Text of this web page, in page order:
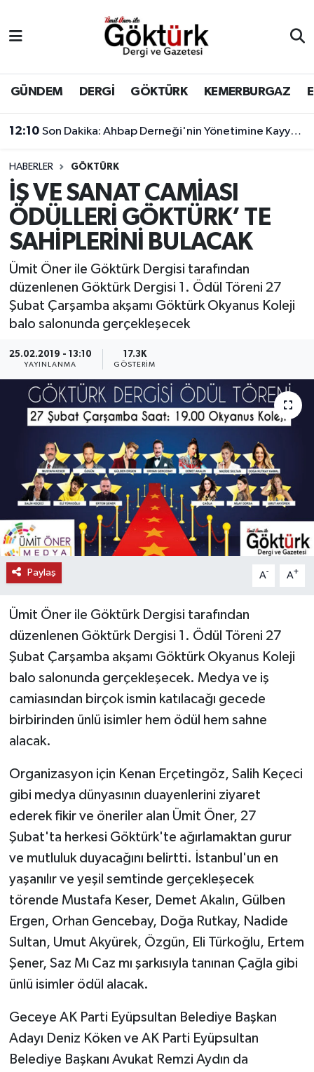
GÜNDEM DERGİ GÖKTÜRK KEMERBURGAZ
12:10 Son Dakika: Ahbap Derneği'nin Yönetimine Kayyum Atandı
HABERLER GÖKTÜRK
İŞ VE SANAT CAMİASI
ÖDÜLLERİ GÖKTÜRK’ TE
SAHİPLERİNİ BULACAK
Ümit Öner ile Göktürk Dergisi tarafından
düzenlenen Göktürk Dergisi 1. Ödül Töreni 27
Şubat Çarşamba akşamı Göktürk Okyanus Koleji
balo salonunda gerçekleşecek
25.02.2019 - 13:10
YAYINLANMA
17.3K
GÖSTERIM
Paylaş A- A+
Ümit Öner ile Göktürk Dergisi tarafından
düzenlenen Göktürk Dergisi 1. Ödül Töreni 27
Şubat Çarşamba akşamı Göktürk Okyanus Koleji
balo salonunda gerçekleşecek. Medya ve iş
camiasından birçok ismin katılacağı gecede
birbirinden ünlü isimler hem ödül hem sahne
alacak.
Organizasyon için Kenan Erçetingöz, Salih Keçeci
gibi medya dünyasının duayenlerini ziyaret
ederek fikir ve öneriler alan Ümit Öner, 27
Şubat'ta herkesi Göktürk'te ağırlamaktan gurur
ve mutluluk duyacağını belirtti. İstanbul'un en
yaşanılır ve yeşil semtinde gerçekleşecek
törende Mustafa Keser, Demet Akalın, Gülben
Ergen, Orhan Gencebay, Doğa Rutkay, Nadide
Sultan, Umut Akyürek, Özgün, Eli Türkoğlu, Ertem
Şener, Saz Mı Caz mı şarkısıyla tanınan Çağla gibi
ünlü isimler ödül alacak.
Geceye AK Parti Eyüpsultan Belediye Başkan
Adayı Deniz Köken ve AK Parti Eyüpsultan
Belediye Başkanı Avukat Remzi Aydın da
BİLİM
DERGİ
DÜNYA
EĞİTİM
EKONOMİ
GÖKTÜRK
GÜNDEM
MAGAZİN
ÖZEL HABER
SAĞLIK
SPOR
TEKNOLOJİ
Eyüpsultan Hava Durumu
Eyüpsultan Trafik Yoğunluk Haritası
Süper Lig Puan Durumu ve Fikstür
Tüm Manşetler
Son Dakika Haberleri
Haber Arşivi